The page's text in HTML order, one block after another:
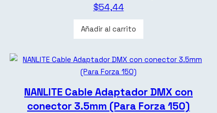
$54,44
Añadir al carrito
NANLITE Cable Adaptador DMX con
conector 3.5mm (Para Forza 150)